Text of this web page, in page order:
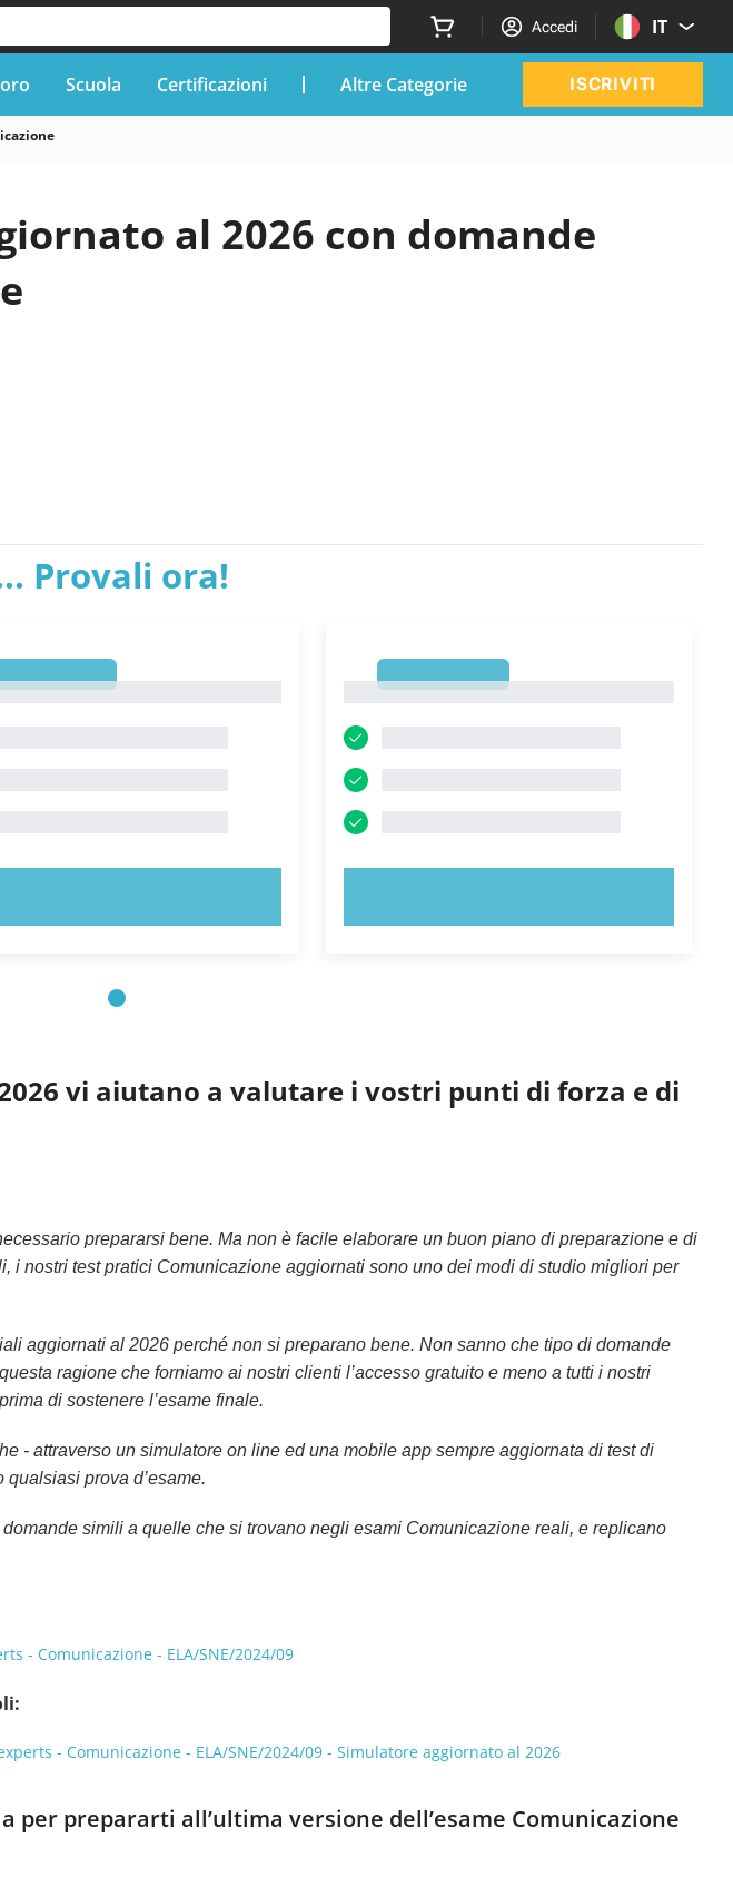
Accedi IT
Scuola Certificazioni Altre Categorie ISCRIVITI
al 2026 con domande
Provali ora!
vi aiutano a valutare i vostri punti di forza e di
prepararsi bene. Ma non è facile elaborare un buon piano di preparazione e di
i nostri test pratici Comunicazione aggiornati sono uno dei modi di studio migliori per
aggiornati al 2026 perché non si preparano bene. Non sanno che tipo di domande
ragione che forniamo ai nostri clienti l’accesso gratuito e meno a tutti i nostri
di sostenere l’esame finale.
- attraverso un simulatore on line ed una mobile app sempre aggiornata di test di
prova d’esame.
simili a quelle che si trovano negli esami Comunicazione reali, e replicano
- Comunicazione - ELA/SNE/2024/09
- Comunicazione - ELA/SNE/2024/09 - Simulatore aggiornato al 2026
per prepararti all’ultima versione dell’esame Comunicazione